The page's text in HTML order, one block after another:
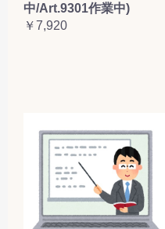
中/Art.9301作業中)
￥7,920